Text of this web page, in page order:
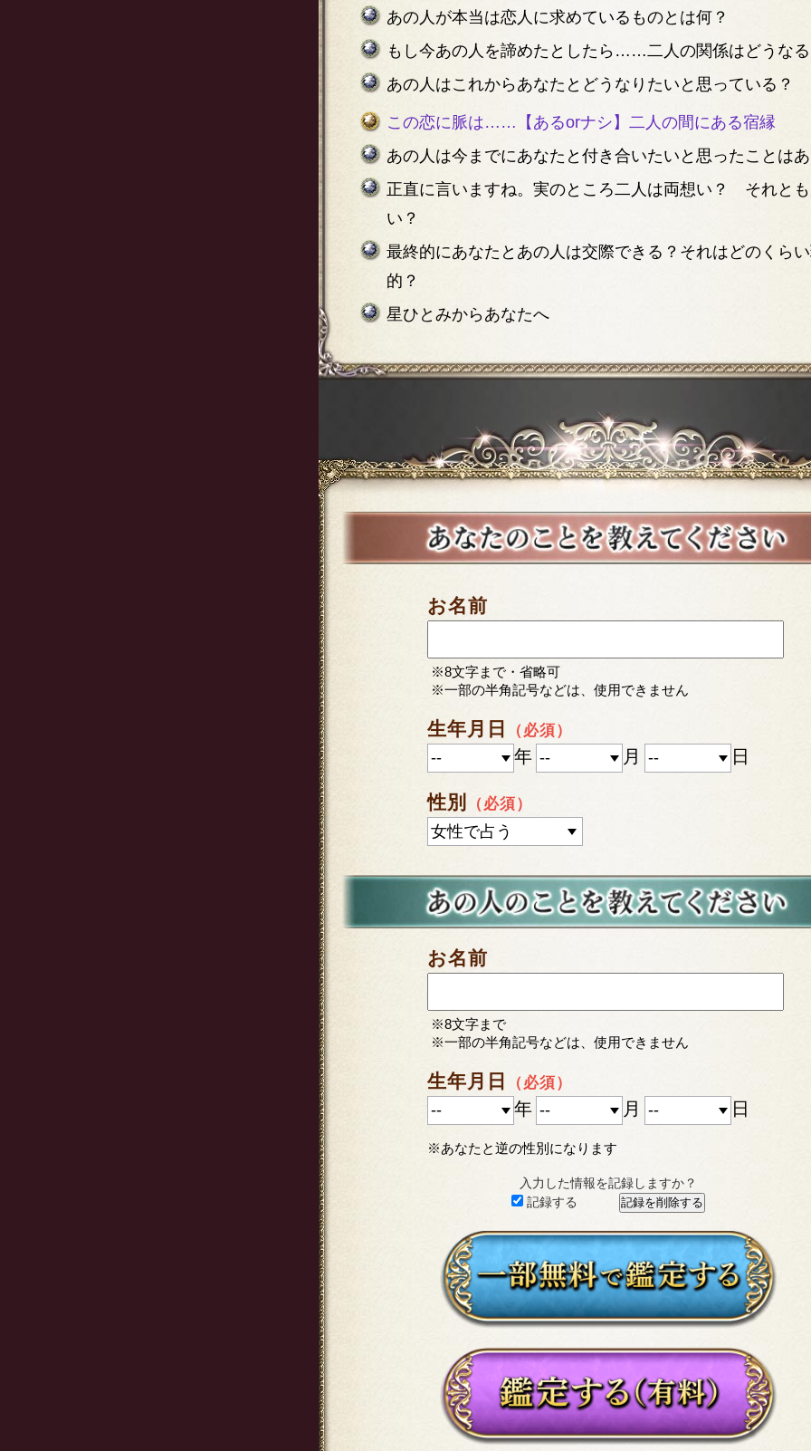
あの人が本当は恋人に求めているものとは何？
もし今あの人を諦めたとしたら……二人の関係はどうな
あの人はこれからあなたとどうなりたいと思っている？
この恋に脈は……【あるorナシ】二人の間にある宿縁
あの人は今までにあなたと付き合いたいと思ったことは
正直に言いますね。実のところ二人は両想い？ それと
い？
最終的にあなたとあの人は交際できる？それはどのくら
的？
星ひとみからあなたへ
お名前
※8文字まで・省略可
※一部の半角記号などは、使用できません
生年月日 （必須）
年 月 日
性別 （必須）
お名前
※8文字まで
※一部の半角記号などは、使用できません
生年月日 （必須）
年 月 日
※あなたと逆の性別になります
入力した情報を記録しますか？
記録する